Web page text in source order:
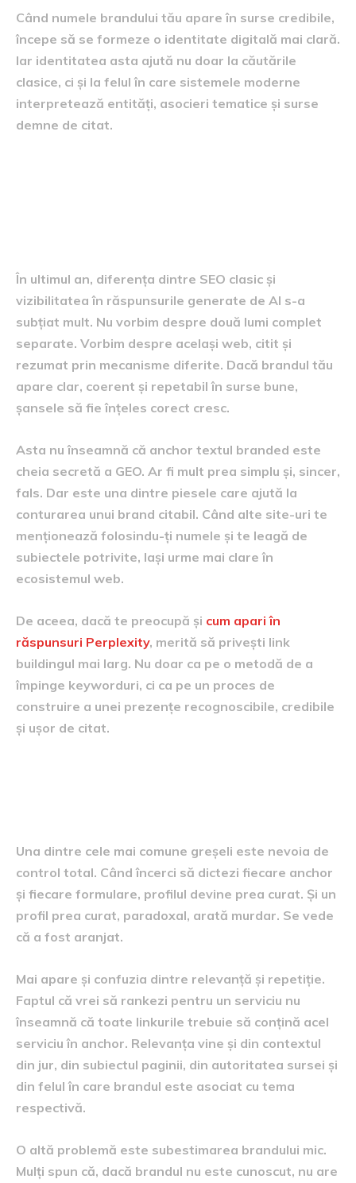
Când numele brandului tău apare în surse credibile,
începe să se formeze o identitate digitală mai clară.
Iar identitatea asta ajută nu doar la căutările
clasice, ci și la felul în care sistemele moderne
interpretează entități, asocieri tematice și surse
demne de citat.
În ultimul an, diferența dintre SEO clasic și
vizibilitatea în răspunsurile generate de AI s-a
subțiat mult. Nu vorbim despre două lumi complet
separate. Vorbim despre același web, citit și
rezumat prin mecanisme diferite. Dacă brandul tău
apare clar, coerent și repetabil în surse bune,
șansele să fie înțeles corect cresc.
Asta nu înseamnă că anchor textul branded este
cheia secretă a GEO. Ar fi mult prea simplu și, sincer,
fals. Dar este una dintre piesele care ajută la
conturarea unui brand citabil. Când alte site-uri te
menționează folosindu-ți numele și te leagă de
subiectele potrivite, lași urme mai clare în
ecosistemul web.
De aceea, dacă te preocupă și cum apari în
răspunsuri Perplexity, merită să privești link
buildingul mai larg. Nu doar ca pe o metodă de a
împinge keyworduri, ci ca pe un proces de
construire a unei prezențe recognoscibile, credibile
și ușor de citat.
Una dintre cele mai comune greșeli este nevoia de
control total. Când încerci să dictezi fiecare anchor
și fiecare formulare, profilul devine prea curat. Și un
profil prea curat, paradoxal, arată murdar. Se vede
că a fost aranjat.
Mai apare și confuzia dintre relevanță și repetiție.
Faptul că vrei să rankezi pentru un serviciu nu
înseamnă că toate linkurile trebuie să conțină acel
serviciu în anchor. Relevanța vine și din contextul
din jur, din subiectul paginii, din autoritatea sursei și
din felul în care brandul este asociat cu tema
respectivă.
O altă problemă este subestimarea brandului mic.
Mulți spun că, dacă brandul nu este cunoscut, nu are